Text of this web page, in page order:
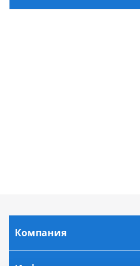
Компания